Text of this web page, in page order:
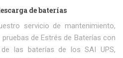
de baterías
servicio de mantenimiento,
de Estrés de Baterías con
las baterías de los SAI UPS,